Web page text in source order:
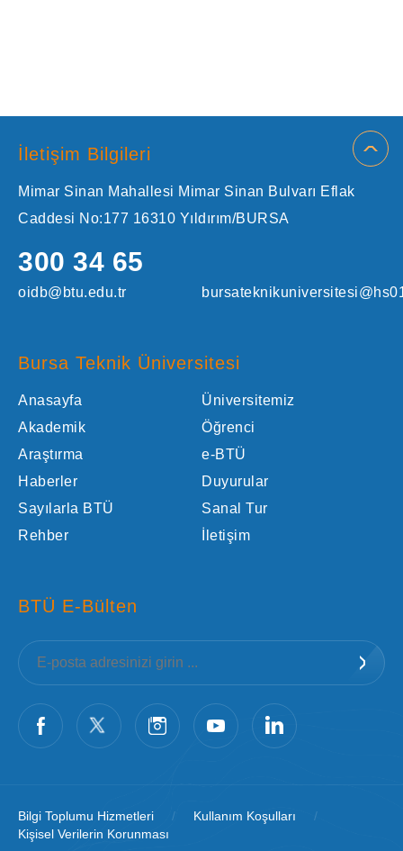
İletişim Bilgileri
Mimar Sinan Mahallesi Mimar Sinan Bulvarı Eflak
Caddesi No:177 16310 Yıldırım/BURSA
300 34 65
oidb@btu.edu.tr
Bursa Teknik Üniversitesi
Anasayfa
Üniversitemiz
Akademik
Öğrenci
Araştırma
e-BTÜ
Haberler
Duyurular
Sayılarla BTÜ
Sanal Tur
Rehber
İletişim
BTÜ E-Bülten
Bilgi Toplumu Hizmetleri / Kullanım Koşulları
/
Kişisel Verilerin Korunması